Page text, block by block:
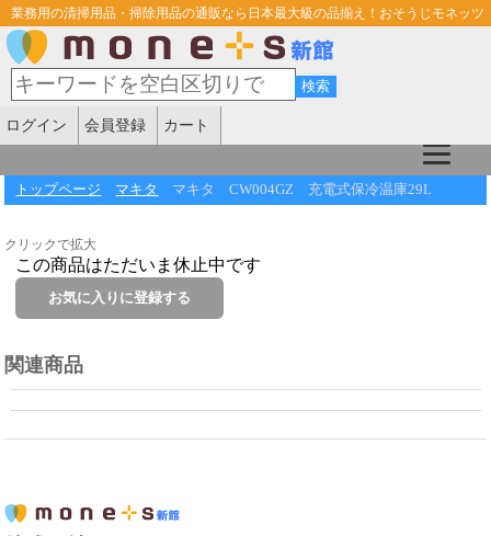
業務用の清掃用品・掃除用品の通販なら日本最大級の品揃え！おそうじモネッツ
ログイン 会員登録 カート
トップページ マキタ マキタ CW004GZ 充電式保冷温庫29L
クリックで拡大
この商品はただいま休止中です
関連商品